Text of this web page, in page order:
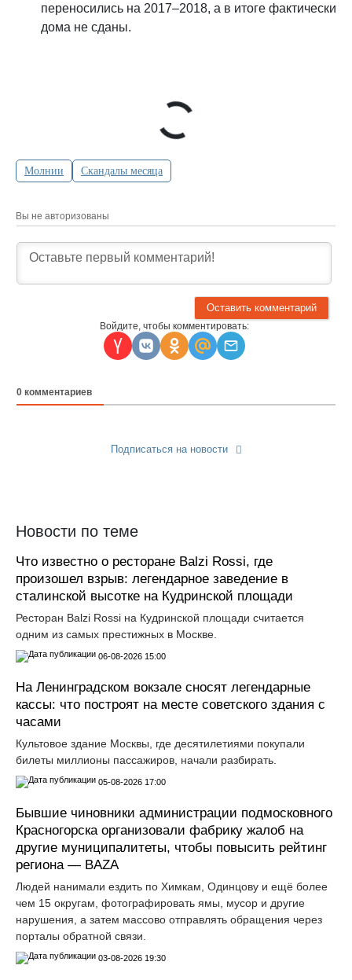
переносились на 2017–2018, а в итоге фактически
дома не сданы.
Молнии Скандалы месяца
Вы не авторизованы
Войдите, чтобы комментировать:
0 комментариев
Подписаться на новости
Новости по теме
Что известно о ресторане Balzi Rossi, где
произошел взрыв: легендарное заведение в
сталинской высотке на Кудринской площади
Ресторан Balzi Rossi на Кудринской площади считается
одним из самых престижных в Москве.
06-08-2026 15:00
На Ленинградском вокзале сносят легендарные
кассы: что построят на месте советского здания с
часами
Культовое здание Москвы, где десятилетиями покупали
билеты миллионы пассажиров, начали разбирать.
05-08-2026 17:00
Бывшие чиновники администрации подмосковного
Красногорска организовали фабрику жалоб на
другие муниципалитеты, чтобы повысить рейтинг
региона — BAZA
Людей нанимали ездить по Химкам, Одинцову и ещё более
чем 15 округам, фотографировать ямы, мусор и другие
нарушения, а затем массово отправлять обращения через
порталы обратной связи.
03-08-2026 19:30